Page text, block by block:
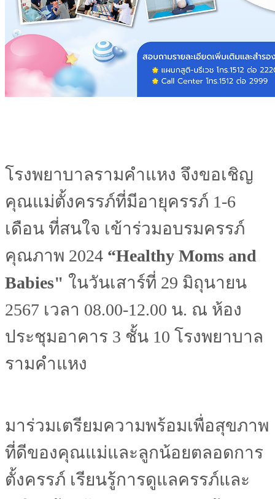
โรงพยาบาลรามคำแหง จึงขอเชิญ
คุณแม่ตั้งครรภ์ที่มีอายุครรภ์ 1-6
เดือน ที่สนใจ เข้าร่วมอบรมครรภ์
คุณภาพ 2024 “Healthy Moms and
Babies" ในวันเสาร์ที่ 29 มิถุนายน
2567 เวลา 08.00-12.00 น. ณ ห้อง
ประชุมอาคาร 3 ชั้น 10 โรงพยาบาล
รามคำแหง
มาร่วมเตรียมความพร้อมเพื่อสุขภาพ
ที่ดีของคุณแม่และลูกน้อยตลอดการ
ตั้งครรภ์ เรียนรู้การดูแลครรภ์และ